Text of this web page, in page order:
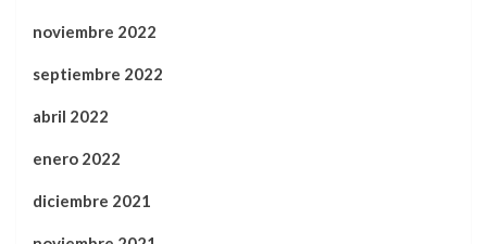
noviembre 2022
septiembre 2022
abril 2022
enero 2022
diciembre 2021